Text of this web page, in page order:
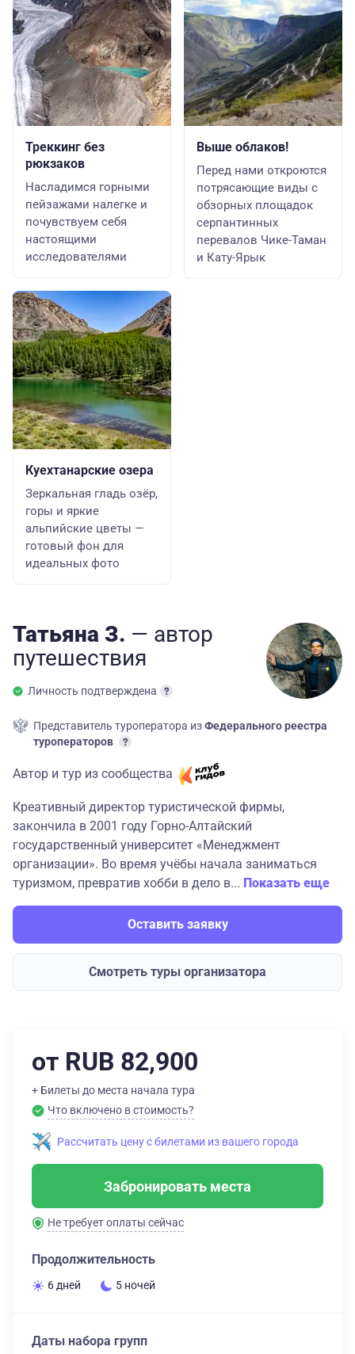
Треккинг без
рюкзаков
Насладимся горными
пейзажами налегке и
почувствуем себя
настоящими
исследователями
Куехтанарские озера
Зеркальная гладь озёр,
горы и яркие
альпийские цветы —
готовый фон для
идеальных фото
Выше облаков!
Перед нами откроются
потрясающие виды с
обзорных площадок
серпантинных
перевалов Чике-Таман
и Кату-Ярык
Татьяна З. — автор
путешествия
Личность подтверждена
Представитель туроператора изФедерального реестра
туроператоров
Автор и тур из сообщества
Креативный директор туристической фирмы,
закончила в 2001 году Горно-Алтайский
государственный университет «Менеджмент
организации». Во время учёбы начала заниматься
туризмом, превратив хобби в дело в... Показать еще
Оставить заявку
Смотреть туры организатора
от RUB 82,900
+ Билеты до места начала тура
Что включено в стоимость?
Рассчитать цену с билетами из вашего города
Забронировать места
Не требует оплаты сейчас
Продолжительность
6 дней 5 ночей
Даты набора групп